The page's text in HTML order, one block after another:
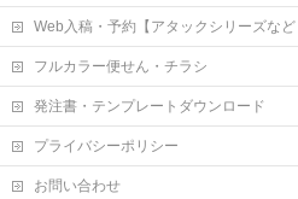
Web入稿・予約【アタックシリーズなど
フルカラー便せん・チラシ
発注書・テンプレートダウンロード
プライバシーポリシー
お問い合わせ